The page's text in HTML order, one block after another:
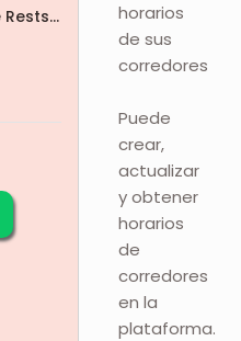
Gestionar Disponibilidad de Rests API
horarios
de sus
corredores
Puede
crear,
actualizar
y obtener
horarios
de
corredores
en la
plataforma.